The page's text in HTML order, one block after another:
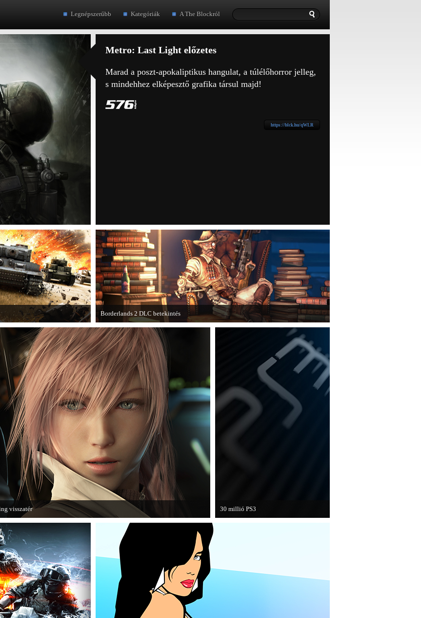
Legnépszerűbb Kategóriák A The Blockról
Metro: Last Light előzetes
Marad a poszt-apokaliptikus hangulat, a túlélőhorror jelleg,
s mindehhez elképesztő grafika társul majd!
kategóriás videojátékok.
Borderlands 2 DLC betekintés
2013. januárjában érkezik a a Sir Hammerlock's Big Game Hunt DLC a Borderlands 2
játékhoz.
visszatér
a Lightning Returns: Final Fantasy XIII című játék első hivatalos videója.
30 millió PS3